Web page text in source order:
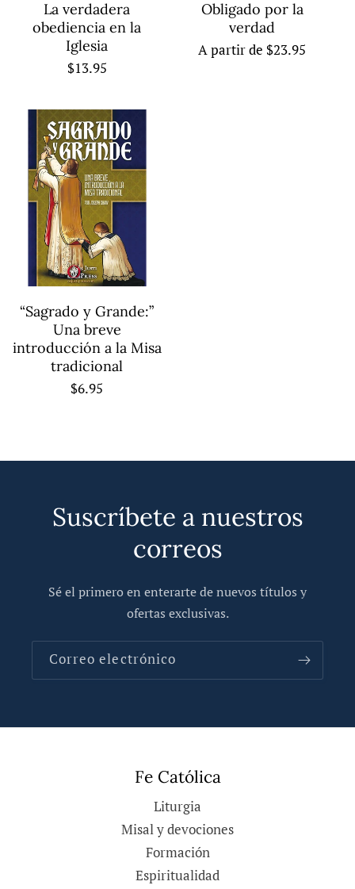
La verdadera
obediencia en la
Iglesia
Precio
$13.95
Obligado por la
verdad
Precio
A partir de $23.95
“Sagrado y Grande:”
Una breve
introducción a la Misa
tradicional
Precio
$6.95
Suscríbete a nuestros
correos
Sé el primero en enterarte de nuevos títulos y
ofertas exclusivas.
Correo electrónico
Fe Católica
Liturgia
Misal y devociones
Formación
Espiritualidad